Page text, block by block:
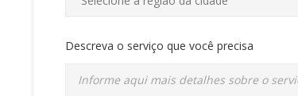
Descreva o serviço que você precisa